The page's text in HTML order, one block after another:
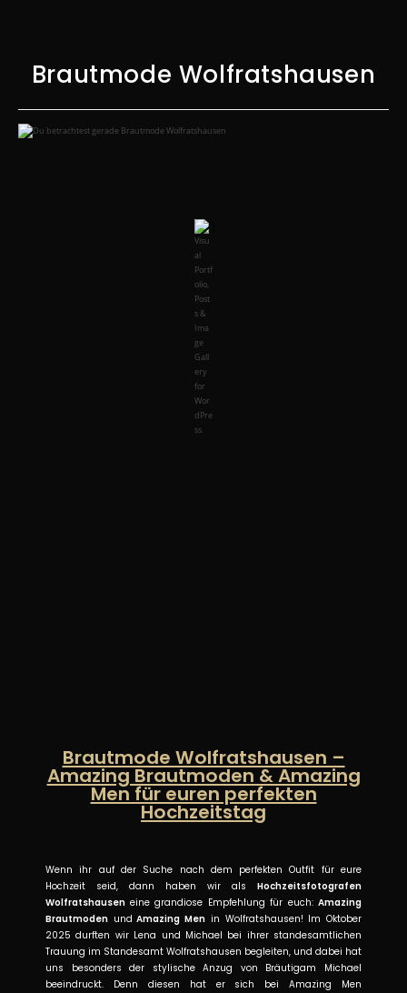
Brautmode Wolfratshausen
Brautmode Wolfratshausen –
Amazing Brautmoden & Amazing
Men für euren perfekten
Hochzeitstag
Wenn ihr auf der Suche nach dem perfekten Outfit für eure
Hochzeit seid, dann haben wir als Hochzeitsfotografen
Wolfratshausen eine grandiose Empfehlung für euch: Amazing
Brautmoden und Amazing Men in Wolfratshausen! Im Oktober
2025 durften wir Lena und Michael bei ihrer standesamtlichen
Trauung im Standesamt Wolfratshausen begleiten, und dabei hat
uns besonders der stylische Anzug von Bräutigam Michael
beeindruckt. Denn diesen hat er sich bei Amazing Men